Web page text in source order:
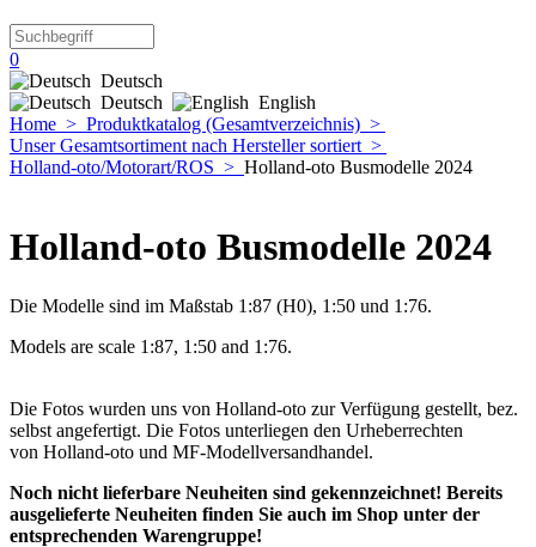
0
Deutsch
Deutsch
English
Home > Produktkatalog (Gesamtverzeichnis) >
Unser Gesamtsortiment nach Hersteller sortiert >
Holland-oto/Motorart/ROS > Holland-oto Busmodelle 2024
Holland-oto Busmodelle 2024
Die Modelle sind im Maßstab 1:87 (H0), 1:50 und 1:76.
Models are scale 1:87, 1:50 and 1:76.
Die Fotos wurden uns von Holland-oto zur Verfügung gestellt, bez.
selbst angefertigt. Die Fotos unterliegen den Urheberrechten
von Holland-oto und MF-Modellversandhandel.
Noch nicht lieferbare Neuheiten sind gekennzeichnet! Bereits
ausgelieferte Neuheiten finden Sie auch im Shop unter der
entsprechenden Warengruppe!